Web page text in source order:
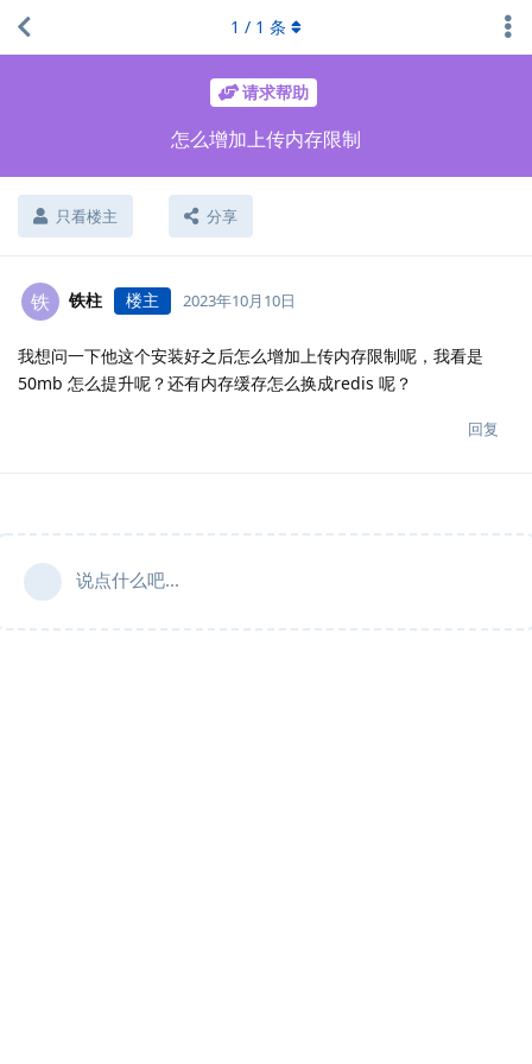
请求帮助
怎么增加上传内存限制
只看楼主 分享
1 / 1 条
铁 铁柱 楼主 2023年10月10日
我想问一下他这个安装好之后怎么增加上传内存限制呢，我看是
50mb 怎么提升呢？还有内存缓存怎么换成redis 呢？
回复
说点什么吧...